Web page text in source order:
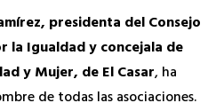
presidenta del Consejo
la Igualdad y concejala de
y Mujer, de El Casar, ha
de todas las asociaciones.